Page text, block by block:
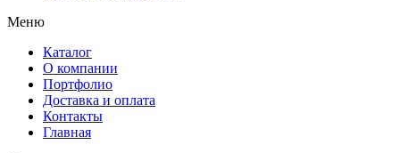
Меню
Каталог
О компании
Портфолио
Доставка и оплата
Контакты
Главная